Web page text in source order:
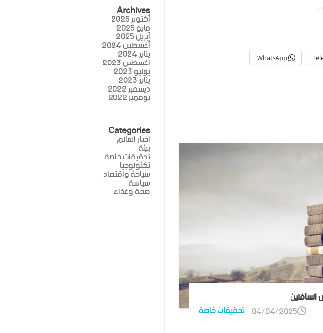
WhatsApp
السافلين
تحقيقات خاصة 04/04/2025
Archives
أكتوبر 2025
مايو 2025
أبريل 2025
أغسطس 2024
يناير 2024
أغسطس 2023
يوليو 2023
يناير 2023
ديسمبر 2022
نوفمبر 2022
Categories
اخبار العالم
بيئة
تحقيقات خاصة
تكنولوجيا
سياحة واقتصاد
سياسة
صحة وغذاء